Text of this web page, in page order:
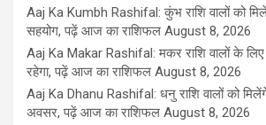
Aaj Ka Kumbh Rashifal: कुंभ राशि वालों को
सहयोग, पढ़ें आज का राशिफल August 8, 2026
Aaj Ka Makar Rashifal: मकर राशि वालों के लिए
रहेगा, पढ़ें आज का राशिफल August 8, 2026
Aaj Ka Dhanu Rashifal: धनु राशि वालों को
अवसर, पढ़ें आज का राशिफल August 8, 2026